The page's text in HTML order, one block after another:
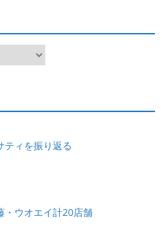
ティを振り返る
・ウオエイ計20店舗